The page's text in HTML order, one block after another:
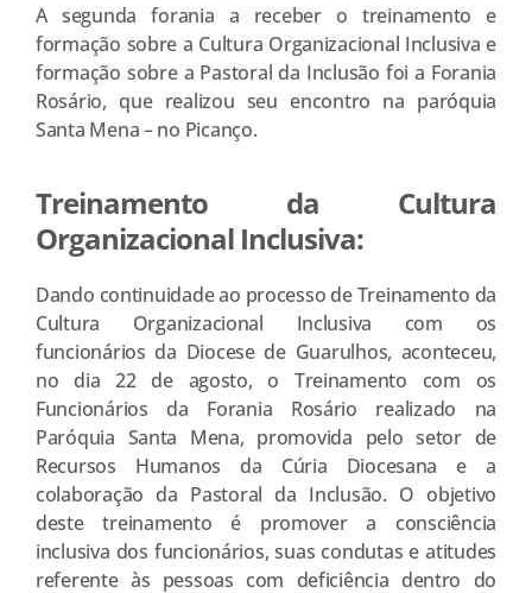
A segunda forania a receber o treinamento e
formação sobre a Cultura Organizacional Inclusiva e
formação sobre a Pastoral da Inclusão foi a Forania
Rosário, que realizou seu encontro na paróquia
Santa Mena – no Picanço.
Treinamento da Cultura
Organizacional Inclusiva:
Dando continuidade ao processo de Treinamento da
Cultura Organizacional Inclusiva com os
funcionários da Diocese de Guarulhos, aconteceu,
no dia 22 de agosto, o Treinamento com os
Funcionários da Forania Rosário realizado na
Paróquia Santa Mena, promovida pelo setor de
Recursos Humanos da Cúria Diocesana e a
colaboração da Pastoral da Inclusão. O objetivo
deste treinamento é promover a consciência
inclusiva dos funcionários, suas condutas e atitudes
referente às pessoas com deficiência dentro do